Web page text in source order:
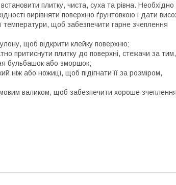
плитку, чиста, суха та рівна. Необхідно
вирівняти поверхню ґрунтовкою і дати
температури, щоб забезпечити гарне зчеплення
щоб відкрити клейку поверхню;
притиснути плитку до поверхні, стежачи за
бульбашок або зморшок;
ніж або ножиці, щоб підігнати її за розміром,
валиком, щоб забезпечити хороше